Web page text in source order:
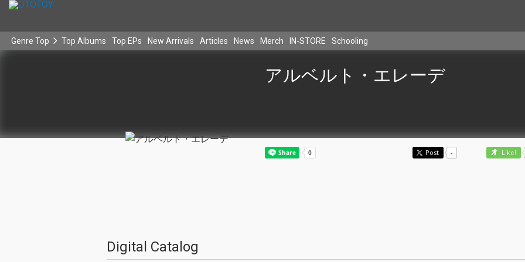
Genre Top Top Albums Top EPs New Arrivals Articles News Merch IN-STORE Schooling
アルベルト・エレーデ
Post - Like!
Digital Catalog